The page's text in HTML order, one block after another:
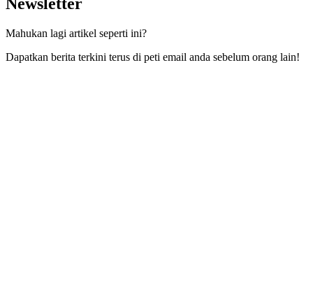
Mahukan lagi artikel seperti ini?
Dapatkan berita terkini terus di peti email anda sebelum orang lain!